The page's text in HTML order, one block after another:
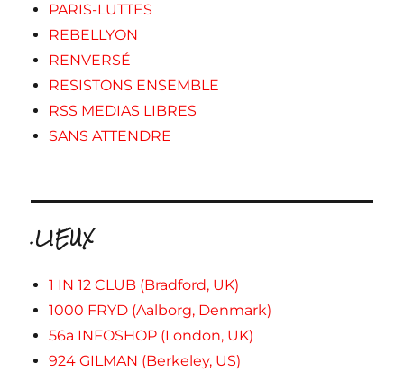
PARIS-LUTTES
REBELLYON
RENVERSÉ
RESISTONS ENSEMBLE
RSS MEDIAS LIBRES
SANS ATTENDRE
.LIEUX
1 IN 12 CLUB (Bradford, UK)
1000 FRYD (Aalborg, Denmark)
56a INFOSHOP (London, UK)
924 GILMAN (Berkeley, US)